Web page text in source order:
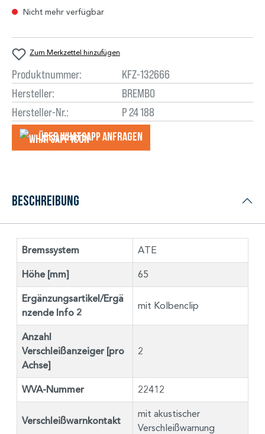
Nicht mehr verfügbar
Zum Merkzettel hinzufügen
Produktnummer:
KFZ-132666
Hersteller:
BREMBO
Hersteller-Nr.:
P 24 188
Über WhatsApp anfragеn
Beschreibung
Bremssystem ATE
Höhe [mm] 65
Ergänzungsartikel/Ergä
nzende Info 2
mit Kolbenclip
Anzahl
Verschleißanzeiger [pro
Achse]
2
WVA-Nummer 22412
Verschleißwarnkontakt
mit akustischer
Verschleißwarnung